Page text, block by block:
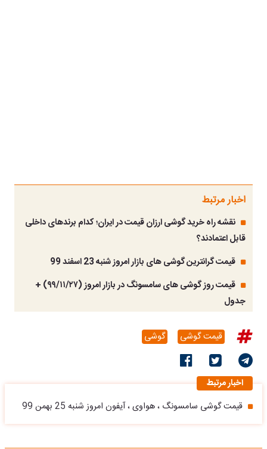
اخبار مرتبط
نقشه راه خرید گوشی ارزان قیمت در ایران؛ کدام برندهای داخلی
قابل اعتمادند؟
قیمت گرانترین گوشی های بازار امروز شنبه 23 اسفند 99
قیمت روز گوشی های سامسونگ در بازار امروز (۹۹/۱۱/۲۷) +
جدول
قیمت گوشی گوشی
اخبار مرتبط
قیمت گوشی سامسونگ ، هواوی ، آیفون امروز شنبه 25 بهمن 99